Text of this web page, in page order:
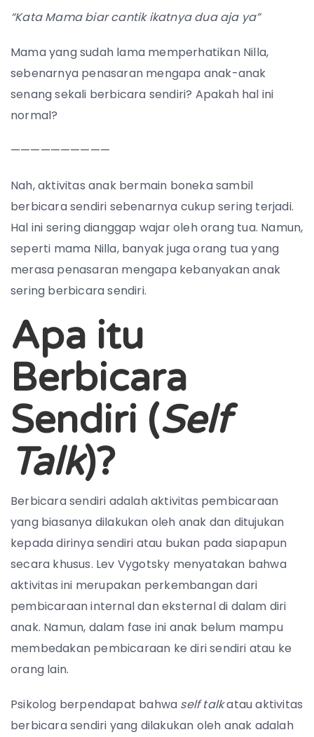
“Kata Mama biar cantik ikatnya dua aja ya”
Mama yang sudah lama memperhatikan Nilla,
sebenarnya penasaran mengapa anak-anak
senang sekali berbicara sendiri? Apakah hal ini
normal?
——————————
Nah, aktivitas anak bermain boneka sambil
berbicara sendiri sebenarnya cukup sering terjadi.
Hal ini sering dianggap wajar oleh orang tua. Namun,
seperti mama Nilla, banyak juga orang tua yang
merasa penasaran mengapa kebanyakan anak
sering berbicara sendiri.
Apa itu
Berbicara
Sendiri (Self
Talk)?
Berbicara sendiri adalah aktivitas pembicaraan
yang biasanya dilakukan oleh anak dan ditujukan
kepada dirinya sendiri atau bukan pada siapapun
secara khusus. Lev Vygotsky menyatakan bahwa
aktivitas ini merupakan perkembangan dari
pembicaraan internal dan eksternal di dalam diri
anak. Namun, dalam fase ini anak belum mampu
membedakan pembicaraan ke diri sendiri atau ke
orang lain.
Psikolog berpendapat bahwa self talkatau aktivitas
berbicara sendiri yang dilakukan oleh anak adalah